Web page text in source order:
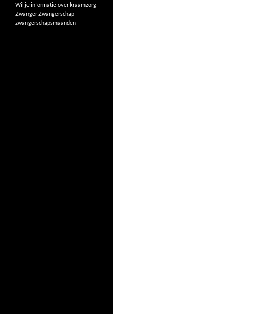
Wil je informatie over kraamzorg
ZwangerZwangerschap
zwangerschapsmaanden